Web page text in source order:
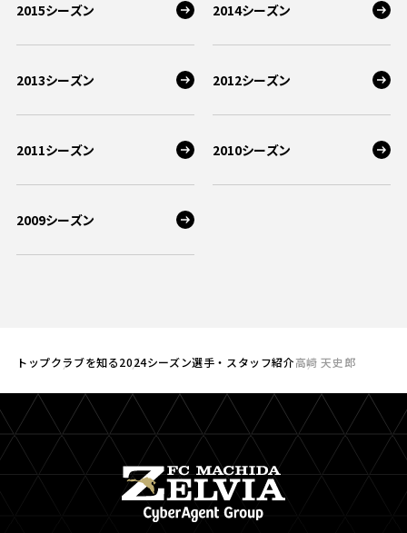
2015シーズン 2014シーズン
2013シーズン 2012シーズン
2011シーズン 2010シーズン
2009シーズン
トップクラブを知る2024シーズン選手・スタッフ紹介高崎 天史郎